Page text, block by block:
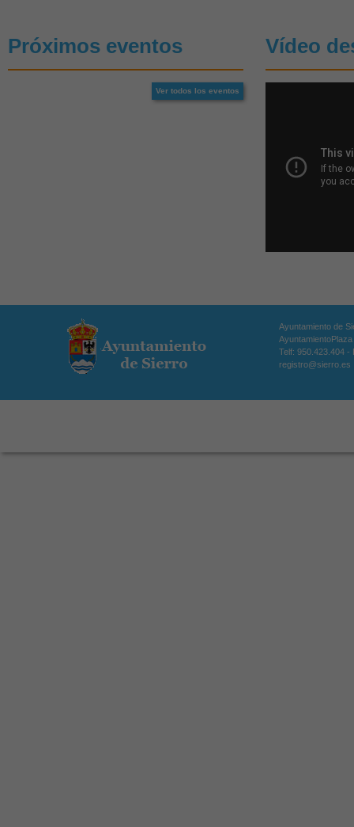
Próximos eventos
Ver todos los eventos
Vídeo
Ayuntamiento de
Telf: 950.423.404 -
registro@sierro.es